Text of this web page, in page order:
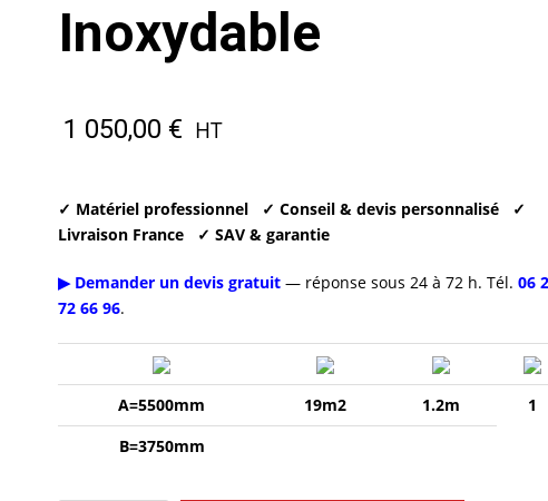
Inoxydable
1 050,00 € HT
✓ Matériel professionnel ✓ Conseil & devis personnalisé
✓
Livraison France
✓ SAV & garantie
▶ Demander un devis gratuit— réponse sous 24 à 72 h. Tél. 06
72 66 96.
A=5500mm 19m2 1.2m
1
B=3750mm